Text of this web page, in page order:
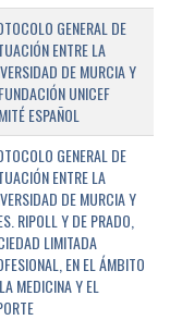
GENERAL DE
ENTRE LA
DE MURCIA Y
UNICEF
ESPAÑOL
GENERAL DE
ENTRE LA
DE MURCIA Y
RIPOLL Y DE PRADO,
LIMITADA
EN EL ÁMBITO
MEDICINA Y EL